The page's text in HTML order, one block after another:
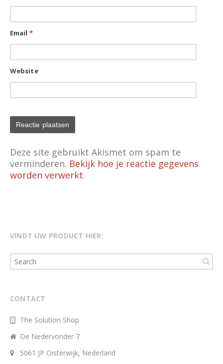
Email *
Website
Deze site gebruikt Akismet om spam te
verminderen. Bekijk hoe je reactie gegevens
worden verwerkt.
VINDT UW PRODUCT HIER:
CONTACT
The Solution Shop
De Nedervonder 7
5061 JP Oisterwijk, Nederland